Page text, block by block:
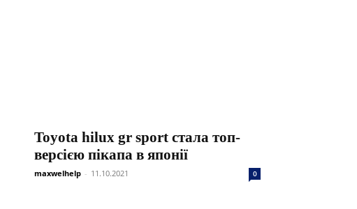
Toyota hilux gr sport стала топ-
версією пікапа в японії
maxwelhelp - 11.10.2021 0